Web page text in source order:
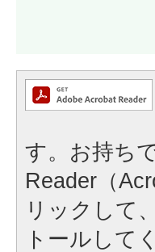
す。お持ち
Reader（
リックして
トールして